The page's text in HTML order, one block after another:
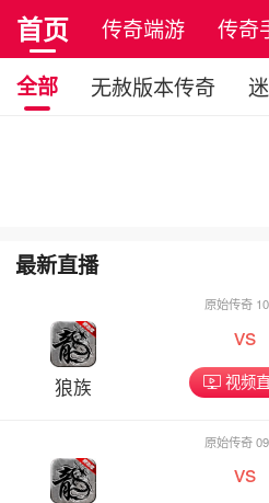
首页 传奇端游 传奇
全部
无赦版本传奇
最新直播
狼族
原始传奇
vs
视频
原始传奇
vs